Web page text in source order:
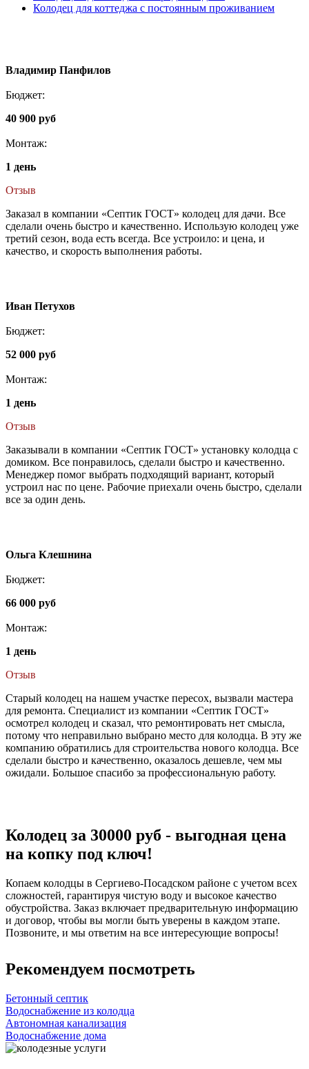
Колодец для коттеджа с постоянным проживанием
Владимир Панфилов
Бюджет:
40 900 руб
Монтаж:
1 день
Отзыв
Заказал в компании «Септик ГОСТ» колодец для дачи. Все
сделали очень быстро и качественно. Использую колодец уже
третий сезон, вода есть всегда. Все устроило: и цена, и
качество, и скорость выполнения работы.
Иван Петухов
Бюджет:
52 000 руб
Монтаж:
1 день
Отзыв
Заказывали в компании «Септик ГОСТ» установку колодца с
домиком. Все понравилось, сделали быстро и качественно.
Менеджер помог выбрать подходящий вариант, который
устроил нас по цене. Рабочие приехали очень быстро, сделали
все за один день.
Ольга Клешнина
Бюджет:
66 000 руб
Монтаж:
1 день
Отзыв
Старый колодец на нашем участке пересох, вызвали мастера
для ремонта. Специалист из компании «Септик ГОСТ»
осмотрел колодец и сказал, что ремонтировать нет смысла,
потому что неправильно выбрано место для колодца. В эту же
компанию обратились для строительства нового колодца. Все
сделали быстро и качественно, оказалось дешевле, чем мы
ожидали. Большое спасибо за профессиональную работу.
Колодец за 30000 руб - выгодная цена
на копку под ключ!
Копаем колодцы в Сергиево-Посадском районе с учетом всех
сложностей, гарантируя чистую воду и высокое качество
обустройства. Заказ включает предварительную информацию
и договор, чтобы вы могли быть уверены в каждом этапе.
Позвоните, и мы ответим на все интересующие вопросы!
Рекомендуем посмотреть
Бетонный септик
Водоснабжение из колодца
Автономная канализация
Водоснабжение дома